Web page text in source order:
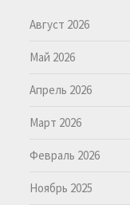
Август 2026
Май 2026
Апрель 2026
Март 2026
Февраль 2026
Ноябрь 2025